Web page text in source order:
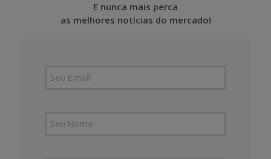
E nunca mais perca
as melhores notícias do mercado!